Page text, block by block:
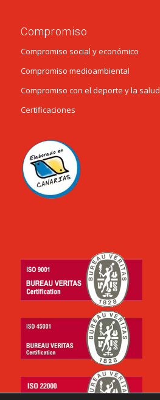
Compromiso
Compromiso social y económico
Compromiso medioambiental
Compromiso con el deporte y la salud
Certificaciones